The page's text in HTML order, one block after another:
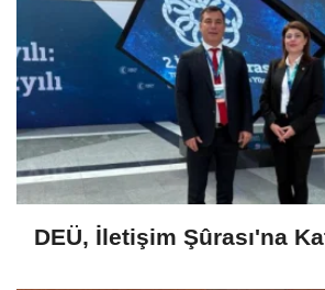
DEÜ, İletişim Şûrası'na